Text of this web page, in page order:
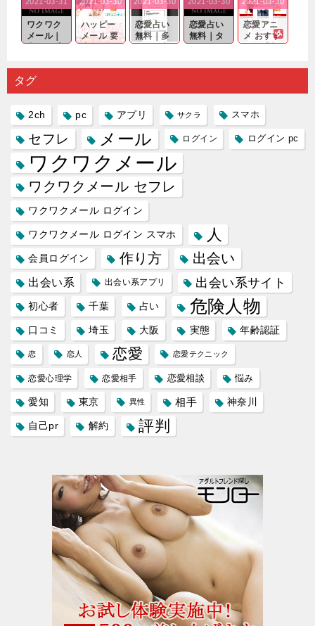
｜心の底
から真
剣...
問わ
ず…。
れる相手
探しをし
たいと...
出会いの
チャンス
が訪れ...
確実なも
のであっ
ても…...
ワクワク
メール｜
り会った
人に軽...
ハッピー
メール 要
するので
恋愛占い
無料｜多
プリの内
恋愛占い
無料｜タ
る人に恋
恋愛アニ
メ おすす
雑で素人
タグ
2ch pc アプリ サクラ スマホ
セフレ メール ログイン ログイン pc
ワクワクメール
ワクワクメール セフレ
ワクワクメール ログイン
ワクワクメール ログイン スマホ 人
会員ログイン 作り方 出会い
出会い系 出会い系アプリ 出会い系サイト
初心者 千葉 占い 危険人物
口コミ 埼玉 大阪 実態 年齢認証
恋 恋人 恋愛 恋愛テクニック
恋愛心理学 恋愛相手 恋愛相談 悩み
愛知 東京 異性 相手 神奈川
自己pr 解約 評判